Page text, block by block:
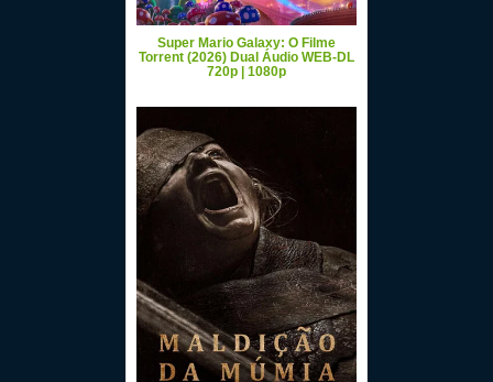
Super Mario Galaxy: O Filme
Torrent (2026) Dual Áudio WEB-DL
720p | 1080p